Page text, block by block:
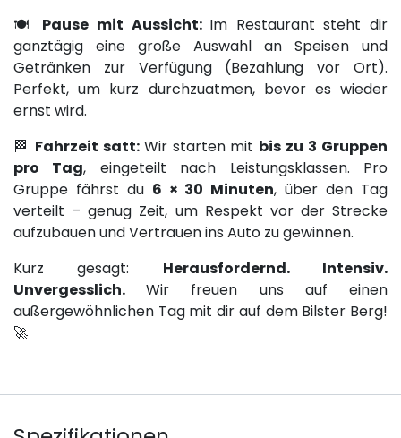
🍽 Pause mit Aussicht: Im Restaurant steht dir
ganztägig eine große Auswahl an Speisen und
Getränken zur Verfügung (Bezahlung vor Ort).
Perfekt, um kurz durchzuatmen, bevor es wieder
ernst wird.
🏁 Fahrzeit satt: Wir starten mit bis zu 3 Gruppen
pro Tag, eingeteilt nach Leistungsklassen. Pro
Gruppe fährst du 6 × 30 Minuten, über den Tag
verteilt – genug Zeit, um Respekt vor der Strecke
aufzubauen und Vertrauen ins Auto zu gewinnen.
Kurz gesagt: Herausfordernd. Intensiv.
Unvergesslich.Wir freuen uns auf einen
außergewöhnlichen Tag mit dir auf dem Bilster Berg!
🚀